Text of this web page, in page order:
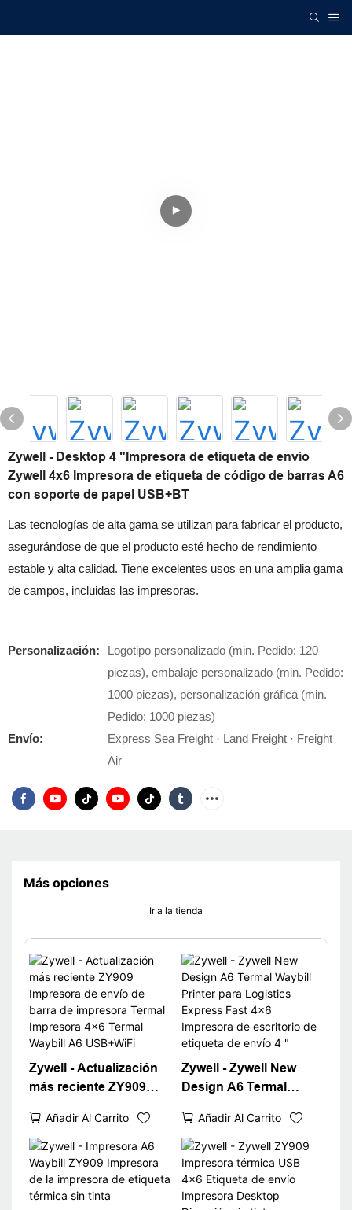
Zywell - Desktop 4 "Impresora de etiqueta de envío
Zywell 4x6 Impresora de etiqueta de código de barras A6
con soporte de papel USB+BT
Las tecnologías de alta gama se utilizan para fabricar el producto,
asegurándose de que el producto esté hecho de rendimiento
estable y alta calidad. Tiene excelentes usos en una amplia gama
de campos, incluidas las impresoras.
Personalización:
Logotipo personalizado (min. Pedido: 120
piezas), embalaje personalizado (min. Pedido:
1000 piezas), personalización gráfica (min.
Pedido: 1000 piezas)
Envío:
Express Sea Freight · Land Freight · Freight
Air
Más opciones
Ir a la tienda
Zywell - Actualización
más reciente ZY909
barra de impresora
Termal Impresora 4x6
Termal Waybill A6
USB+WiFi
Añadir Al Carrito
Zywell - Zywell New
Design A6 Termal
Logistics Express Fast
4x6 Impresora de
escritorio de etiqueta
de envío 4 "
Añadir Al Carrito